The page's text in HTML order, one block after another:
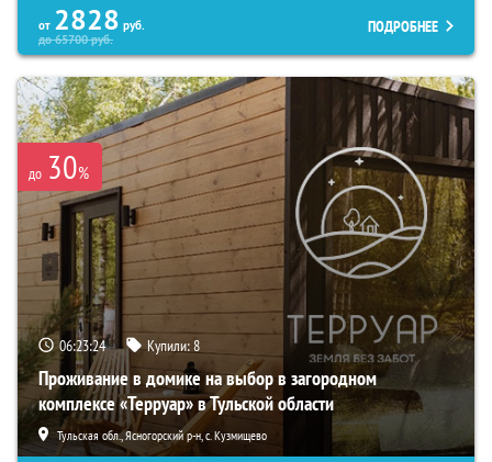
от 2828 руб.
до65700руб.
ПОДРОБНЕЕ
до 30%
06:23:22 Купили:8
Проживание в домике на выбор в загородном
комплексе «Терруар» в Тульской области
Тульская обл., Ясногорский р-н, с. Кузмищево